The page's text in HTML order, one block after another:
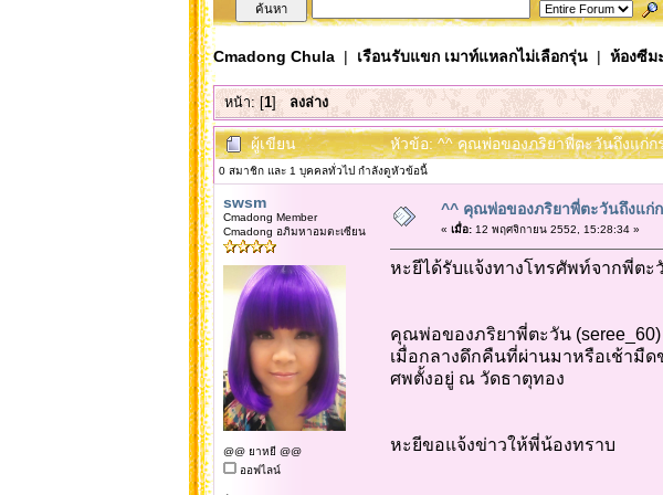
Cmadong Chula| เรือนรับแขก เมาท์แหลกไม่เลือกรุ่น| ห้องซีม
หน้า: [1] ลงล่าง
ผู้เขียน หัวข้อ: ^^ คุณพ่อของภริยาพี่ตะวันถึงแก่ก
0 สมาชิก และ 1 บุคคลทั่วไป กำลังดูหัวข้อนี้
swsm
Cmadong Member
Cmadong อภิมหาอมตะเซียน
@@ ยาหยี @@
ออฟไลน์
^^ คุณพ่อของภริยาพี่ตะวันถึงแก่
« เมื่อ:12 พฤศจิกายน 2552, 15:28:34 »
หะยีได้รับแจ้งทางโทรศัพท์จากพี่ตะ
คุณพ่อของภริยาพี่ตะวัน
เมื่อกลางดึกคืนที่ผ่านมาหรือเช้ามืด
ศพตั้งอยู่ ณ วัดธาตุทอง
หะยีขอแจ้งข่าวให้พี่น้องทราบ